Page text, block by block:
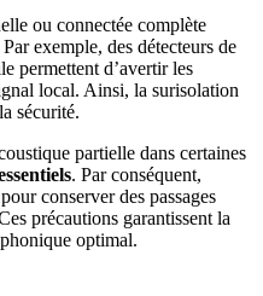
ou connectée complète
Par exemple, des détecteurs de
permettent d’avertir les
local. Ainsi, la surisolation
sécurité.
partielle dans certaines
. Par conséquent,
conserver des passages
précautions garantissent la
optimal.